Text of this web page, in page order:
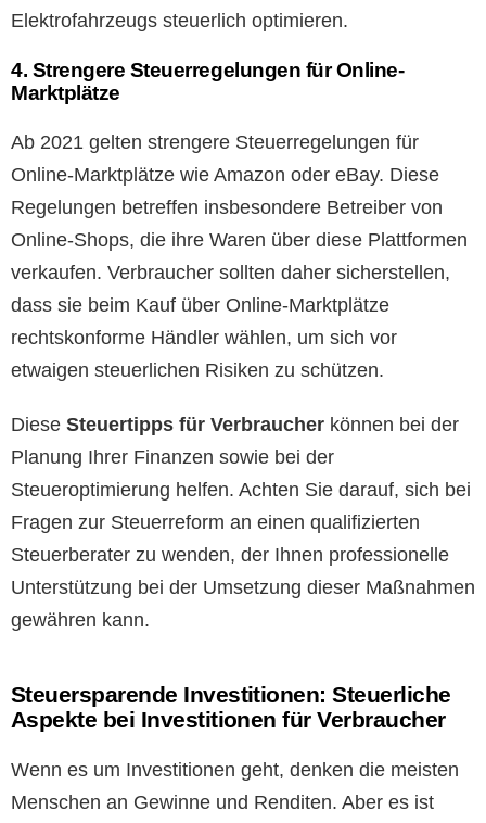
Elektrofahrzeugs steuerlich optimieren.
4. Strengere Steuerregelungen für Online-
Marktplätze
Ab 2021 gelten strengere Steuerregelungen für
Online-Marktplätze wie Amazon oder eBay. Diese
Regelungen betreffen insbesondere Betreiber von
Online-Shops, die ihre Waren über diese Plattformen
verkaufen. Verbraucher sollten daher sicherstellen,
dass sie beim Kauf über Online-Marktplätze
rechtskonforme Händler wählen, um sich vor
etwaigen steuerlichen Risiken zu schützen.
Diese Steuertipps für Verbraucher können bei der
Planung Ihrer Finanzen sowie bei der
Steueroptimierung helfen. Achten Sie darauf, sich bei
Fragen zur Steuerreform an einen qualifizierten
Steuerberater zu wenden, der Ihnen professionelle
Unterstützung bei der Umsetzung dieser Maßnahmen
gewähren kann.
Steuersparende Investitionen: Steuerliche
Aspekte bei Investitionen für Verbraucher
Wenn es um Investitionen geht, denken die meisten
Menschen an Gewinne und Renditen. Aber es ist